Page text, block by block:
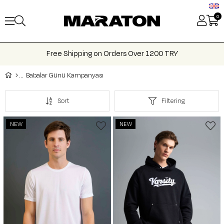
0
Free Shipping on Orders Over 1200 TRY
Babalar Günü Kampanyası
Filtering
Sort
NEW
NEW